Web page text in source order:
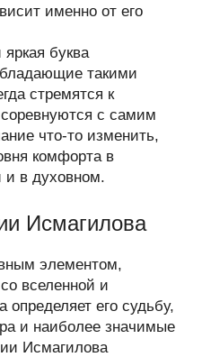
именно от его
буква
такими
стремятся к
с самим
что-то изменить,
комфорта в
и в духовном.
Исмагилова
элементом,
вселенной и
его судьбу,
и наиболее значимые
Исмагилова